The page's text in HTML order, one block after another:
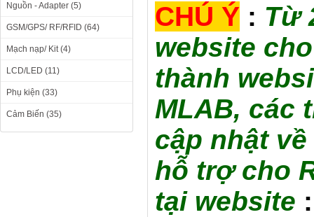
Nguồn - Adapter (5)
GSM/GPS/ RF/RFID (64)
Mạch nạp/ Kit (4)
LCD/LED (11)
Phụ kiện (33)
Cảm Biến (35)
CHÚ Ý : Từ
website
thành
MLAB, các
cập nhật
hỗ trợ cho
tại website